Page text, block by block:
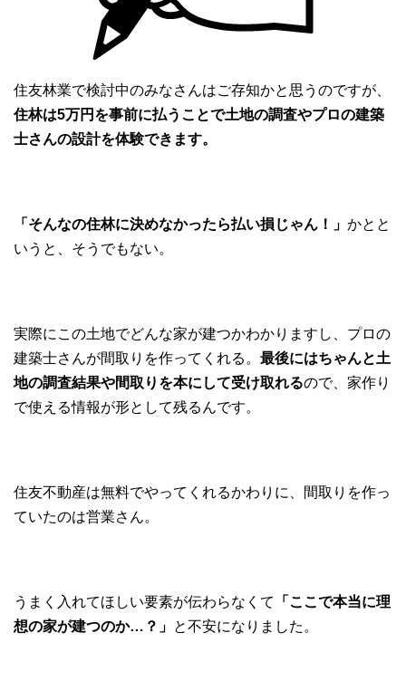
住友林業で検討中のみなさんはご存知かと思うのですが、
住林は5万円を事前に払うことで土地の調査やプロの建築
士さんの設計を体験できます。
「そんなの住林に決めなかったら払い損じゃん！」 かとと
いうと、そうでもない。
実際にこの土地でどんな家が建つかわかりますし、プロの
建築士さんが間取りを作ってくれる。 最後にはちゃんと土
地の調査結果や間取りを本にして受け取れるので、家作り
で使える情報が形として残るんです。
住友不動産は無料でやってくれるかわりに、間取りを作っ
ていたのは営業さん。
うまく入れてほしい要素が伝わらなくて
「ここで本当に理
想の家が建つのか…？」 と不安になりました。